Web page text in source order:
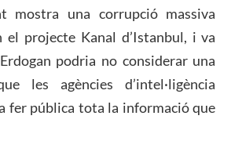
mostra una corrupció massiva
el projecte Kanal d’Istanbul, i va
podria no considerar una
les agències d’intel·ligència
fer pública tota la informació que